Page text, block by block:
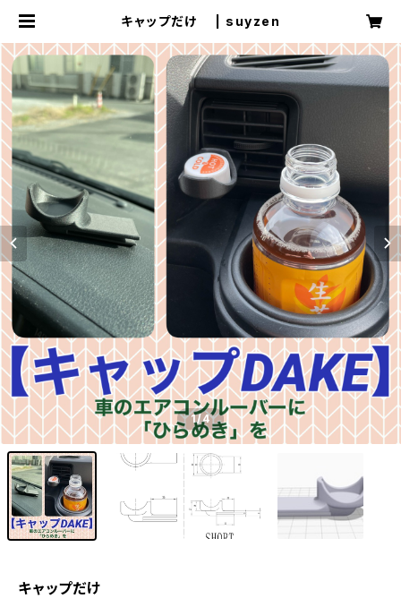
キャップだけ | suyzen
1/4
キャップだけ